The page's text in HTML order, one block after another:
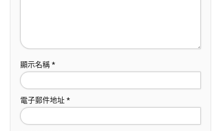
顯示名稱 *
電子郵件地址 *